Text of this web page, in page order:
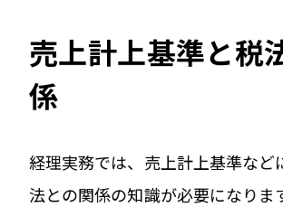
売上計上基準と税
係
経理実務では、売上計上基準など
法との関係の知識が必要になりま